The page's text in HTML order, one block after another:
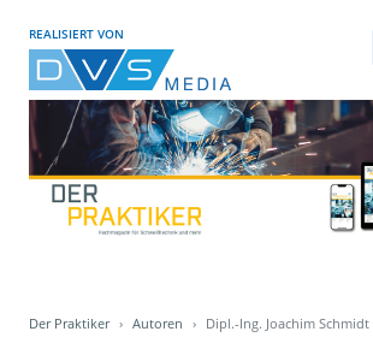
REALISIERT VON
Der Praktiker Autoren Dipl.-Ing. Joachim Schmidt